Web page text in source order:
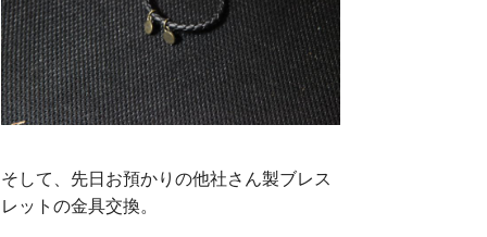
そして、先日お預かりの他社さん製ブレス
レットの金具交換。